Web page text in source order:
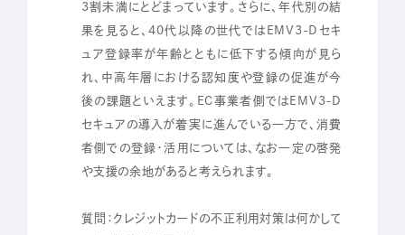
3割未満にとどまっています。さらに、年代別の結
果を見ると、40代以降の世代ではEMV3-Dセキ
ュア登録率が年齢とともに低下する傾向が見ら
れ、中高年層における認知度や登録の促進が今
後の課題といえます。EC事業者側ではEMV3-D
セキュアの導入が着実に進んでいる一方で、消費
者側での登録・活用については、なお一定の啓発
や支援の余地があると考えられます。
質問：クレジットカードの不正利用対策は何かして